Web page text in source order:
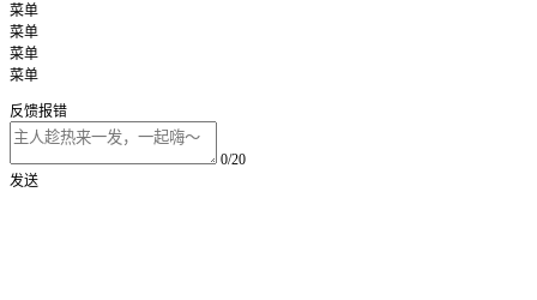
菜单
菜单
菜单
菜单
反馈报错
0/20
发送